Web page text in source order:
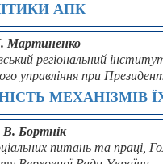
АПК
Мартиненко
регіональний
управління при
МЕХАНІЗМІВ
Бортнік
питань та праці,